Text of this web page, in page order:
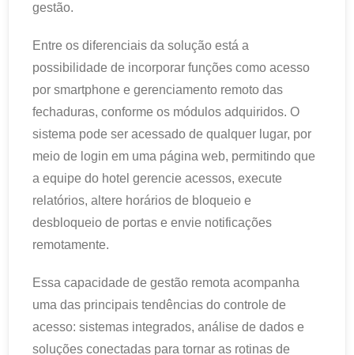
gestão.
Entre os diferenciais da solução está a
possibilidade de incorporar funções como acesso
por smartphone e gerenciamento remoto das
fechaduras, conforme os módulos adquiridos. O
sistema pode ser acessado de qualquer lugar, por
meio de login em uma página web, permitindo que
a equipe do hotel gerencie acessos, execute
relatórios, altere horários de bloqueio e
desbloqueio de portas e envie notificações
remotamente.
Essa capacidade de gestão remota acompanha
uma das principais tendências do controle de
acesso: sistemas integrados, análise de dados e
soluções conectadas para tornar as rotinas de